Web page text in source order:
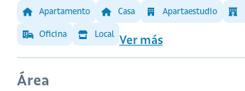
Apartamento Casa Apartaestudio
Oficina Local Ver más
Área